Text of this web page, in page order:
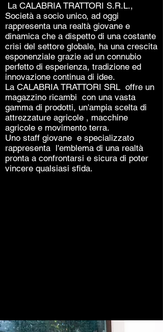
La CALABRIA TRATTORI S.R.L.,
Società a socio unico, ad oggi
rappresenta una realtà giovane e
dinamica che a dispetto di una costante
crisi del settore globale, ha una crescita
esponenziale grazie ad un connubio
perfetto di esperienza, tradizione ed
innovazione continua di idee.
La CALABRIA TRATTORI SRL offre un
magazzino ricambi con una vasta
gamma di prodotti, un'ampia scelta di
attrezzature agricole , macchine
agricole e movimento terra.
Uno staff giovane e specializzato
rappresenta l'emblema di una realtà
pronta a confrontarsi e sicura di poter
vincere qualsiasi sfida.